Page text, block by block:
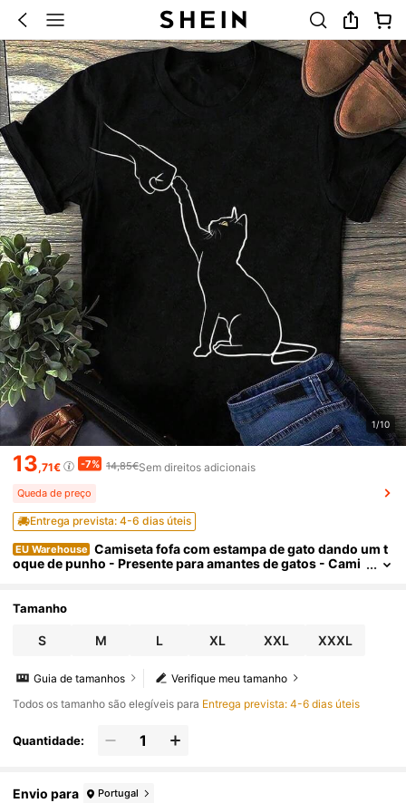
1/10
13,71€ -7% 14,85€Sem direitos adicionais
Queda de preço
Entrega prevista: 4-6 dias úteis
EU Warehouse Camiseta fofa com estampa de gato dando um t
oque de punho - Presente para amantes de gatos - Cami
Tamanho
S M L XL XXL XXXL
Verifique meu tamanho
Guia de tamanhos
Todos os tamanho são elegíveis para Entrega prevista: 4-6 dias úteis
Quantidade:
Envio para Portugal